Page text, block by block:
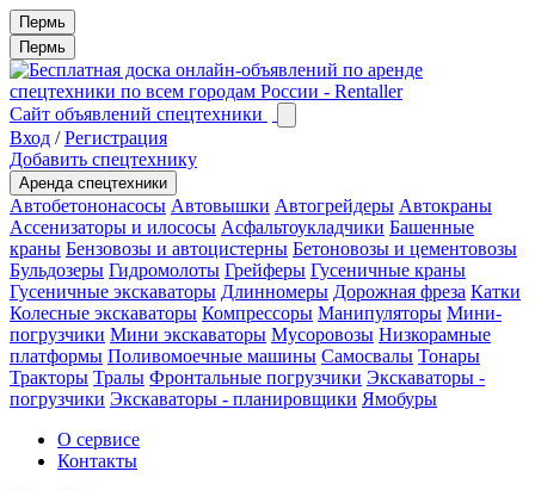
Пермь
Пермь
Сайт объявлений спецтехники
Вход /Регистрация
Добавить спецтехнику
Аренда спецтехники
Автобетононасосы Автовышки Автогрейдеры Автокраны
Ассенизаторы и илососы Асфальтоукладчики Башенные
краны Бензовозы и автоцистерны Бетоновозы и цементовозы
Бульдозеры Гидромолоты Грейферы Гусеничные краны
Гусеничные экскаваторы Длинномеры Дорожная фреза Катки
Колесные экскаваторы Компрессоры Манипуляторы Мини-
погрузчики Мини экскаваторы Мусоровозы Низкорамные
платформы Поливомоечные машины Самосвалы Тонары
Тракторы Тралы Фронтальные погрузчики Экскаваторы -
погрузчики Экскаваторы - планировщики Ямобуры
О сервисе
Контакты